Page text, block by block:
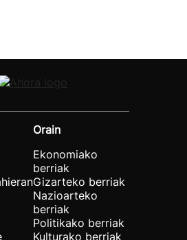
Orain
Ekonomiako
berriak
Gizarteko berriak
Nazioarteko
berriak
Politikako berriak
Kulturako berriak